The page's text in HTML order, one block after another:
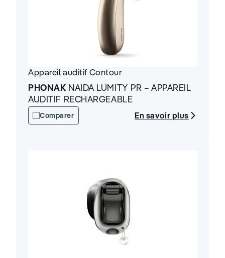
Appareil auditifContour
PHONAK NAIDA LUMITY PR – APPAREIL
AUDITIF RECHARGEABLE
Comparer En savoir plus